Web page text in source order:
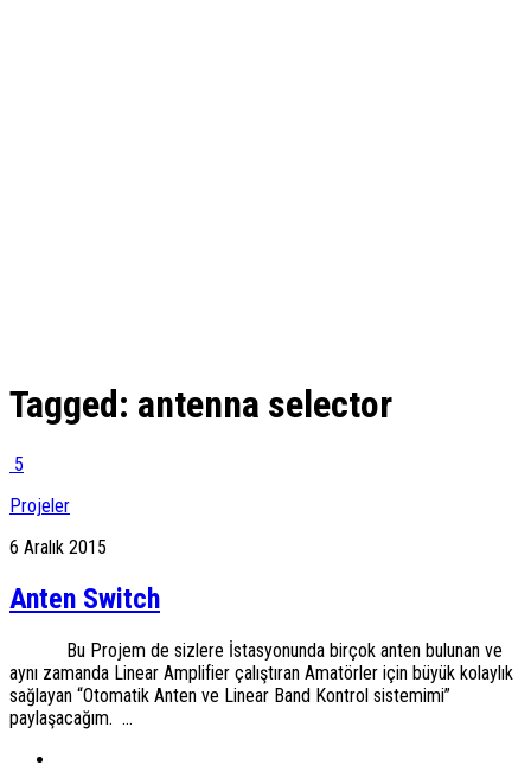
Tagged: antenna selector
5
Projeler
6 Aralık 2015
Anten Switch
Bu Projem de sizlere İstasyonunda birçok anten bulunan ve
aynı zamanda Linear Amplifier çalıştıran Amatörler için büyük kolaylık
sağlayan “Otomatik Anten ve Linear Band Kontrol sistemimi”
paylaşacağım. ...